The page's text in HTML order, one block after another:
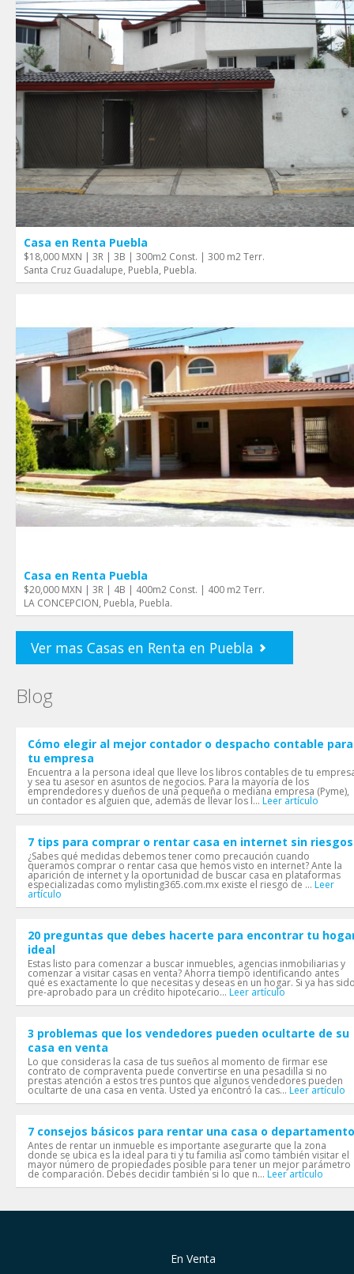
Casa en Renta Puebla
$18,000 MXN | 3R | 3B | 300m2 Const. | 300 m2 Terr.
Santa Cruz Guadalupe, Puebla, Puebla.
Casa en Renta Puebla
$20,000 MXN | 3R | 4B | 400m2 Const. | 400 m2 Terr.
LA CONCEPCION, Puebla, Puebla.
Ver mas Casas en Renta en Puebla
Blog
Cómo elegir al mejor contador o despacho contable para
tu empresa
Encuentra a la persona ideal que lleve los libros contables de tu
y sea tu asesor en asuntos de negocios. Para la mayoría de los
emprendedores y dueños de una pequeña o mediana empresa (Pyme),
un contador es alguien que, además de llevar los l... Leer artículo
7 tips para comprar o rentar casa en internet sin riesgos
¿Sabes qué medidas debemos tener como precaución cuando
queramos comprar o rentar casa que hemos visto en internet? Ante la
aparición de internet y la oportunidad de buscar casa en plataformas
especializadas como mylisting365.com.mx existe el riesgo de ... Leer
artículo
20 preguntas que debes hacerte para encontrar tu
ideal
Estas listo para comenzar a buscar inmuebles, agencias inmobiliarias y
comenzar a visitar casas en venta? Ahorra tiempo identificando antes
qué es exactamente lo que necesitas y deseas en un hogar. Si ya has
pre-aprobado para un crédito hipotecario... Leer artículo
3 problemas que los vendedores pueden ocultarte de su
casa en venta
Lo que consideras la casa de tus sueños al momento de firmar ese
contrato de compraventa puede convertirse en una pesadilla si no
prestas atención a estos tres puntos que algunos vendedores pueden
ocultarte de una casa en venta. Usted ya encontró la cas... Leer artículo
7 consejos básicos para rentar una casa o departamento
Antes de rentar un inmueble es importante asegurarte que la zona
donde se ubica es la ideal para ti y tu familia así como también visitar el
mayor número de propiedades posible para tener un mejor parámetro
de comparación. Debes decidir también si lo que n... Leer artículo
En Venta